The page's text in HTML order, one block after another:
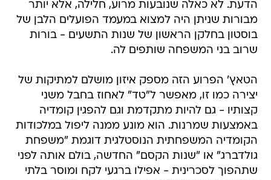
הדעת. לא כאלה שנובעות מרוע, חלילה, אלא יותר
מבורות שניתן היה למצוא במעמד הפועלים הלבן של
בוסטון בחלקן הראשון של שנות התשעים - בורות
שרוב בני המשפחה שותפים לה.
הטאץ' הפרוע הזה מספק איזון מושלם למתיקות של
יצירה כמו זו, מאפשר ל"טד" לאחוז בחבל משני
קצותיו - גם להיות מתקדמת וגם להפגין קומדיה
באמצעות שמרנות. הוא מונע ממנה ליפול במלכודות
הקומדיה המשפחתית הנוסטלגית דוגמת "משפחת
גולדברג" או "שנות הקסם" החדשה, בולם אותה לפני
שתהפוך לסכרינית - אפילו ברגעי לקח ומוסר בלתי